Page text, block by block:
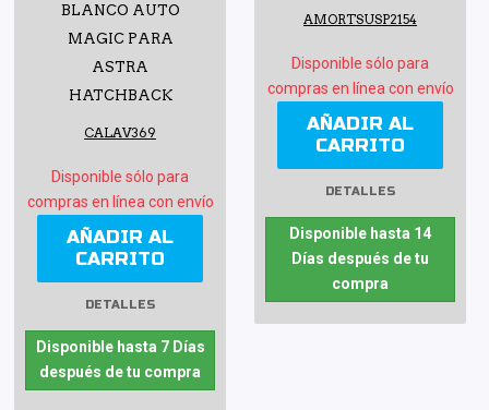
BLANCO AUTO
MAGIC PARA
ASTRA
HATCHBACK
CALAV369
Disponible sólo para
compras en línea con envío
AÑADIR AL
CARRITO
DETALLES
Disponible hasta 7 Días
después de tu compra
AMORTSUSP2154
Disponible sólo para
compras en línea con envío
AÑADIR AL
CARRITO
DETALLES
Disponible hasta 14
Días después de tu
compra